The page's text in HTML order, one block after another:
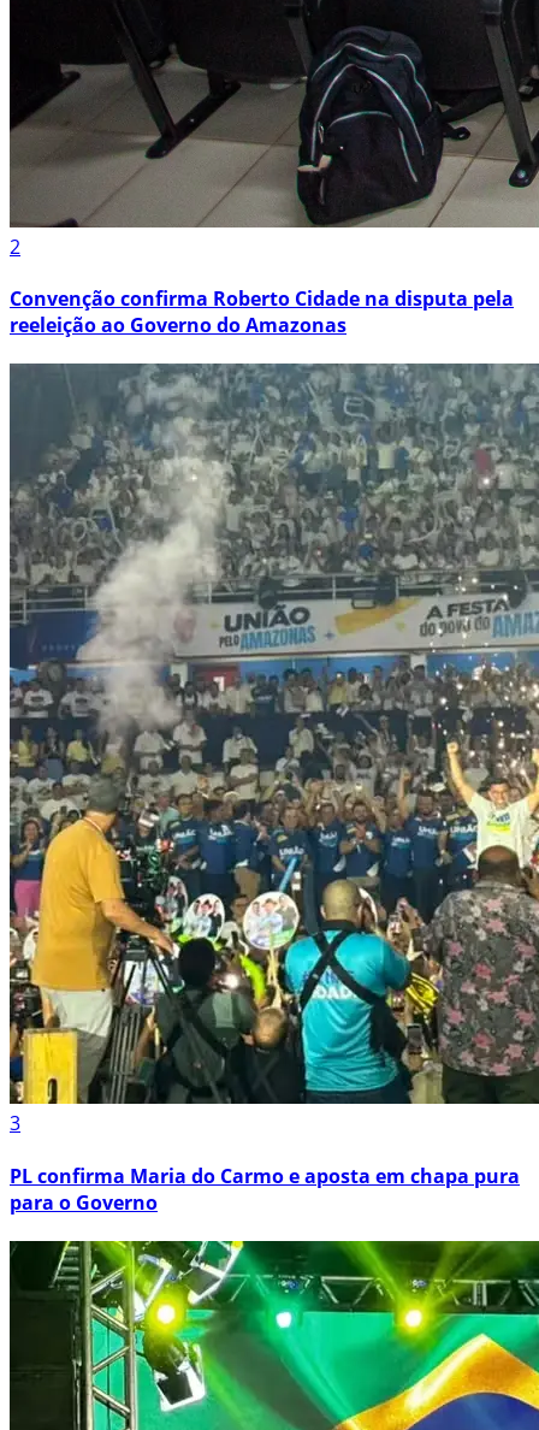
2
Convenção confirma Roberto Cidade na disputa pela
reeleição ao Governo do Amazonas
3
PL confirma Maria do Carmo e aposta em chapa pura
para o Governo